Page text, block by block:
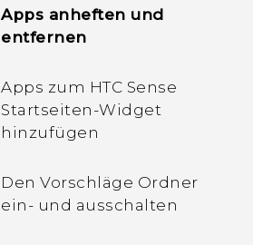
Telefon verwendet wird?
IMEI/MEID-Nummer und
die Seriennummer auf
dem Telefon?
Wie aktiviere ich
Entwickleroptionen?
Apps anheften und
entfernen
Apps zum HTC Sense
Startseiten-Widget
hinzufügen
Den Vorschläge Ordner
ein- und ausschalten